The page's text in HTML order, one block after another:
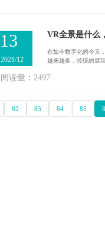
VR全景是什么
在如今数字化的今天
越来越多，传统的展
阅读量：2497
13
2021/12
82 83 84 85